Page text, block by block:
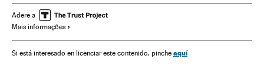
Conflitos políticos América
Administração local
Adere a
Mais informações
Si está interesado en licenciar este contenido, pinche aquí